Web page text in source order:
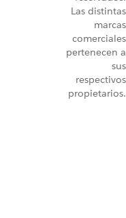
Las distintas
marcas
comerciales
pertenecen a
sus
respectivos
propietarios.